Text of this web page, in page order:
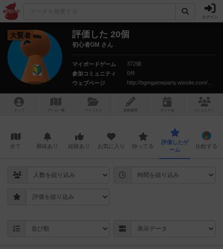
ログイン
大賢者 評価した 20個
初心者GM さん
マイボードゲーム
372個
参加コミュニティ
0件
ウェブページ
トップ ゲーム一覧 マイリスト 投稿履歴 ボ ドゲ コミュニティ
全て 興味あり 経験あり お気に入り 持ってる
評価したゲ
ーム
比較する